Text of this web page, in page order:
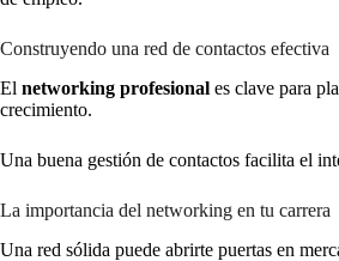
Construyendo una red de contactos efectiva
El networking profesional es clave para
crecimiento.
Una buena gestión de contactos facilita el
La importancia del networking en tu carrera
Una red sólida puede abrirte puertas en